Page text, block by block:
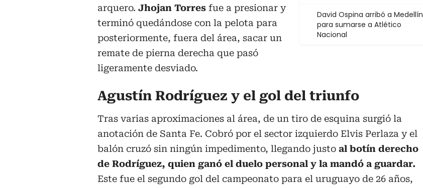
David Ospina arribó a Medellín
para sumarse a Atlético
Nacional
arquero. Jhojan Torres fue a presionar y
terminó quedándose con la pelota para
posteriormente, fuera del área, sacar un
remate de pierna derecha que pasó
ligeramente desviado.
Agustín Rodríguez y el gol del triunfo
Tras varias aproximaciones al área, de un tiro de esquina surgió la
anotación de Santa Fe. Cobró por el sector izquierdo Elvis Perlaza y el
balón cruzó sin ningún impedimento, llegando justo al botín derecho
de Rodríguez, quien ganó el duelo personal y la mandó a guardar.
Este fue el segundo gol del campeonato para el uruguayo de 26 años,